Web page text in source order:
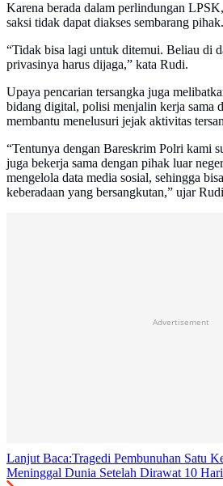
Karena berada dalam perlindungan
saksi tidak dapat diakses sembarang pihak.
“Tidak bisa lagi untuk ditemui. Beliau di
privasinya harus dijaga,” kata Rudi.
Upaya pencarian tersangka juga
bidang digital, polisi menjalin kerja sama
membantu menelusuri jejak aktivitas
“Tentunya dengan Bareskrim Polri kami
juga bekerja sama dengan pihak luar
mengelola data media sosial, sehingga
keberadaan yang bersangkutan,” ujar
Advertisement
Lanjut Baca:Tragedi Pembunuhan Satu
Meninggal Dunia Setelah Dirawat 10 Hari